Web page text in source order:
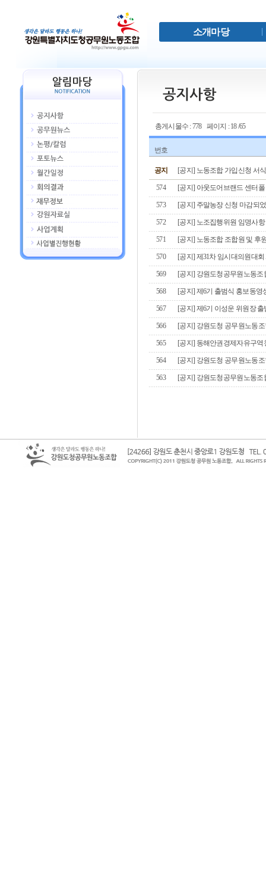
소개마당
총게시물수 : 778 페이지 : 18 /65
번호
공지 [공지] 노동조합 가입신청 서식
574 [공지] 아웃도어브랜드 센터
573 [공지] 주말농장 신청 마감되
572 [공지] 노조집행위원 임명사
571 [공지] 노동조합 조합원 및 후
570 [공지] 제31차 임시대의원대
569 [공지] 강원도청공무원노동
568 [공지] 제6기 출범식 홍보동영
567 [공지] 제6기 이성운 위원장 출
566 [공지] 강원도청 공무원노동
565 [공지] 동해안권경제자유구
564 [공지] 강원도청 공무원노동
563 [공지] 강원도청공무원노동